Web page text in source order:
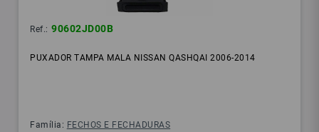
Ref.: 90602JD00B
PUXADOR TAMPA MALA NISSAN QASHQAI 2006-2014
Família: FECHOS E FECHADURAS